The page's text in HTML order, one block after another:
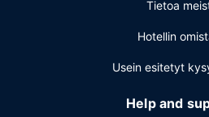
Tietoa
Hotellin
Usein esitetyt
Help and